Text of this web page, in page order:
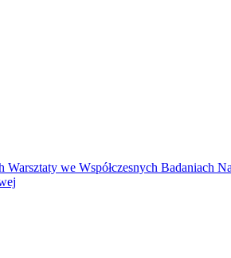
we Współczesnych Badaniach